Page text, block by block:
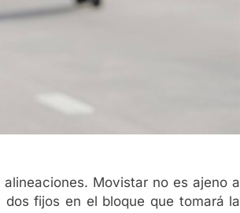
Movistar no es ajeno a
fijos en el bloque que tomará la